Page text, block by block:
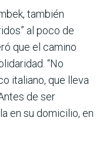
también
al poco de
que el camino
“No
italiano, que lleva
de ser
en su domicilio, en